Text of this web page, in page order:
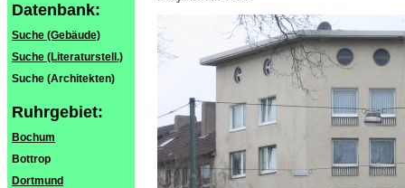
Datenbank:
Suche (Gebäude)
Suche (Literaturstell.)
Suche (Architekten)
Ruhrgebiet:
Bochum
Bottrop
Dortmund